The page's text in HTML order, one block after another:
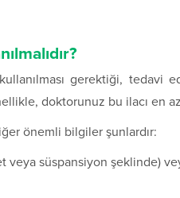
gerektiği, tedavi
doktorunuz bu ilacı en
önemli bilgiler şunlardır:
veya süspansiyon şeklinde)